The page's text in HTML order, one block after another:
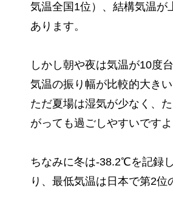
気温全国1位）、結構気温が
あります。
しかし朝や夜は気温が10度
気温の振り幅が比較的大きい
ただ夏場は湿気が少なく、
がっても過ごしやすいですよ
ちなみに冬は-38.2℃を記録
り、最低気温は日本で第2位